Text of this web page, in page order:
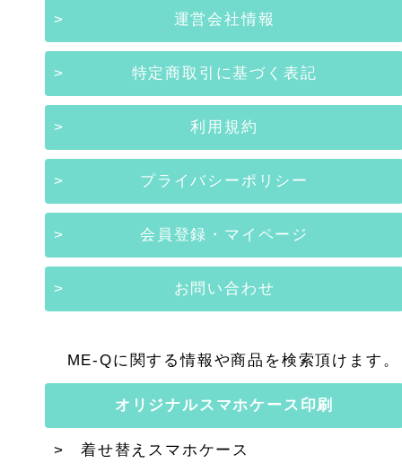
運営会社情報
特定商取引に基づく表記
利用規約
プライバシーポリシー
会員登録・マイページ
お問い合わせ
ME-Qに関する情報や商品を検索頂けます。
オリジナルスマホケース印刷
着せ替えスマホケース